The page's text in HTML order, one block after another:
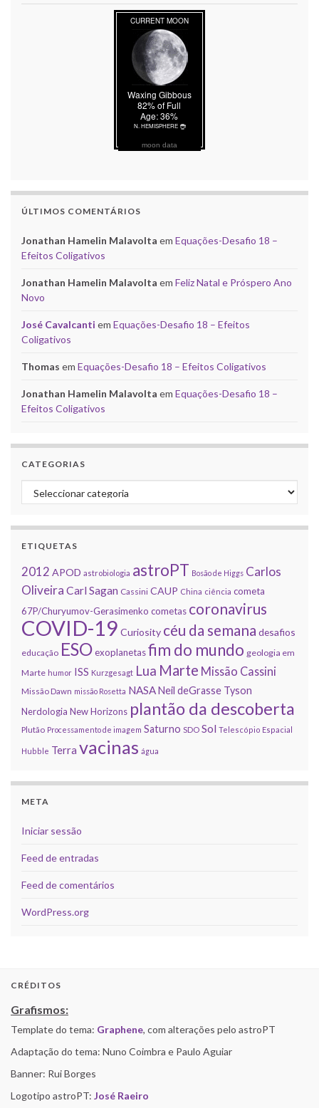
moon data
ÚLTIMOS COMENTÁRIOS
Jonathan Hamelin Malavolta em Equações-Desafio 18 –
Efeitos Coligativos
Jonathan Hamelin Malavolta em Feliz Natal e Próspero Ano
Novo
José Cavalcanti em Equações-Desafio 18 – Efeitos
Coligativos
Thomas em Equações-Desafio 18 – Efeitos Coligativos
Jonathan Hamelin Malavolta em Equações-Desafio 18 –
Efeitos Coligativos
CATEGORIAS
Categorias
ETIQUETAS
2012 APOD astrobiologia astroPT Bosão de Higgs Carlos
Oliveira Carl Sagan Cassini CAUP China ciência cometa
67P/Churyumov-Gerasimenko cometas coronavirus
COVID-19 Curiosity céu da semana desafios
educação ESOexoplanetasfim do mundo geologia em
Marte humor ISS Kurzgesagt Lua Marte Missão Cassini
Missão Dawn missão Rosetta NASANeil deGrasse Tyson
Nerdologia New Horizons plantão da descoberta
Plutão Processamento de imagem Saturno SDO Sol Telescópio Espacial
Hubble Terra vacinas água
META
Iniciar sessão
Feed de entradas
Feed de comentários
WordPress.org
CRÉDITOS
Grafismos:
Template do tema: Graphene, com alterações pelo astroPT
Adaptação do tema: Nuno Coimbra e Paulo Aguiar
Banner: Rui Borges
Logotipo astroPT: José Raeiro